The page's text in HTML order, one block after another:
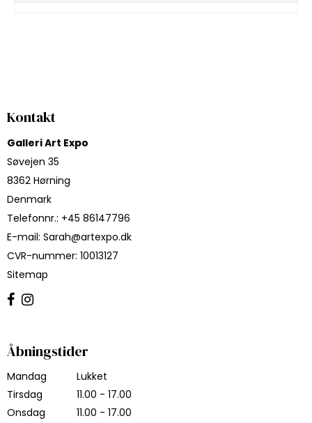
Kontakt
Galleri Art Expo
Søvejen 35
8362 Hørning
Denmark
Telefonnr.: +45 86147796
E-mail: Sarah@artexpo.dk
CVR-nummer: 10013127
Sitemap
Åbningstider
Mandag
Lukket
Tirsdag
11.00 - 17.00
Onsdag
11.00 - 17.00